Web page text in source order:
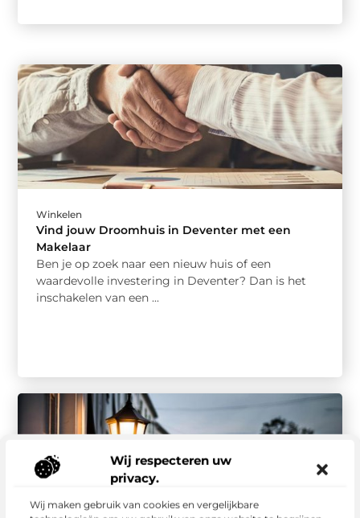
Wij respecteren uw
privacy.
Wij maken gebruik van cookies en vergelijkbare
Winkelen
Vind jouw Droomhuis in Deventer met een
Makelaar
Ben je op zoek naar een nieuw huis of een
waardevolle investering in Deventer? Dan is het
inschakelen van een ...